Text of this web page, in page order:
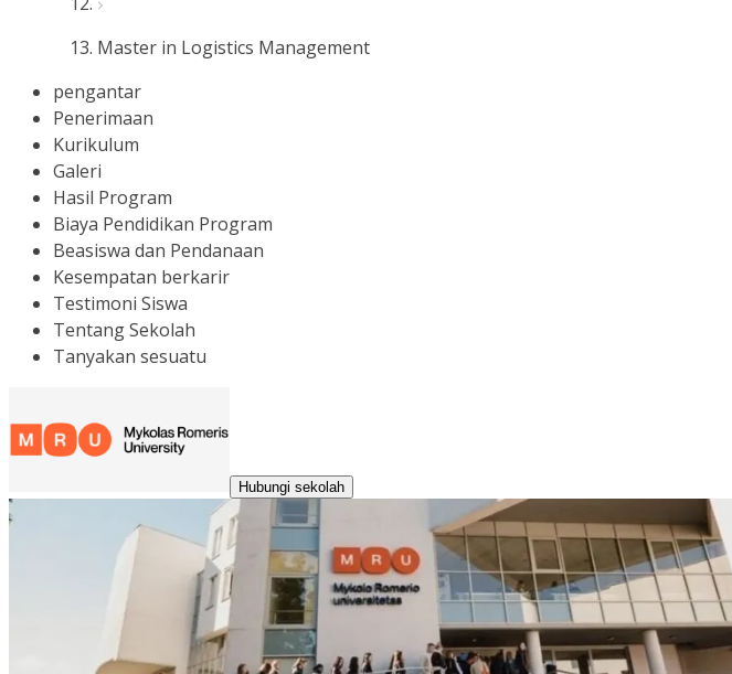
Master in Logistics Management
pengantar
Penerimaan
Kurikulum
Galeri
Hasil Program
Biaya Pendidikan Program
Beasiswa dan Pendanaan
Kesempatan berkarir
Testimoni Siswa
Tentang Sekolah
Tanyakan sesuatu
Hubungi sekolah